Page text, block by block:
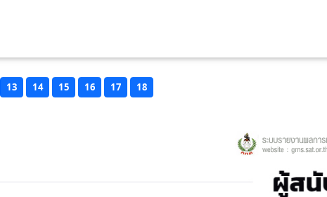
13 14 15 16 17 18